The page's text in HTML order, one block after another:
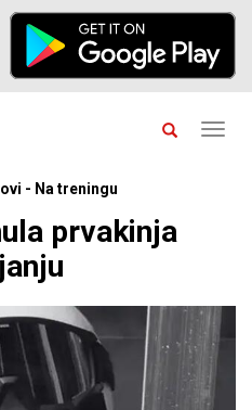
- Na treningu
prvakinja